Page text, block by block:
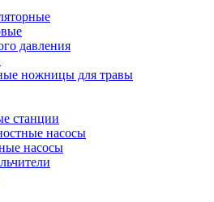
давления
ножницы для травы
станции
насосы
насосы